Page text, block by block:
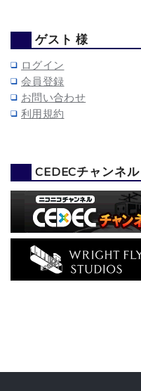
ゲスト 様
ログイン
会員登録
お問い合わせ
利用規約
CEDECチャンネル